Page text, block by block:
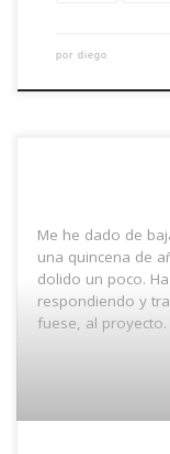
por diego
Me he dado de
una quincena de
dolido un poco.
respondiendo y
fuese, al